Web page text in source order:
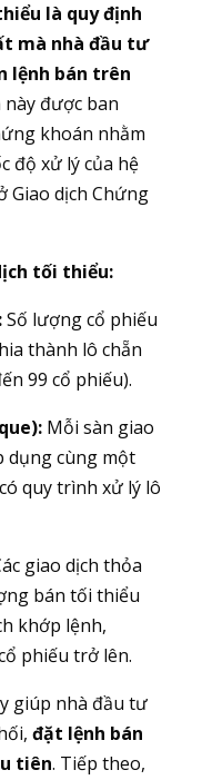
là quy định
mà nhà đầu tư
lệnh bán trên
được ban
khoán nhằm
độ xử lý của hệ
Giao dịch Chứng
tối thiểu:
Số lượng cổ phiếu
thành lô chẵn
99 cổ phiếu).
Mỗi sàn giao
dụng cùng một
quy trình xử lý lô
giao dịch thỏa
bán tối thiểu
khớp lệnh,
phiếu trở lên.
giúp nhà đầu tư
đặt lệnh bán
tiên. Tiếp theo,